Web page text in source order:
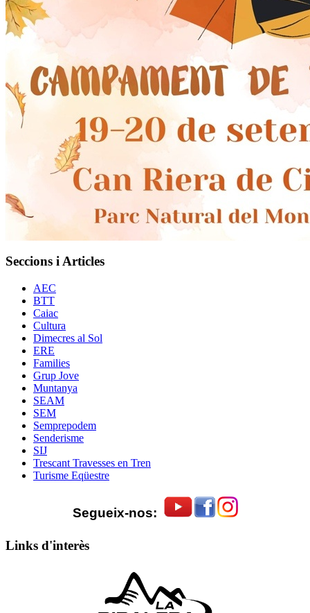
Seccions i Articles
AEC
BTT
Caiac
Cultura
Dimecres al Sol
ERE
Families
Grup Jove
Muntanya
SEAM
SEM
Semprepodem
Senderisme
SIJ
Trescant Travesses en Tren
Turisme Eqüestre
Segueix-nos:
Links d'interès